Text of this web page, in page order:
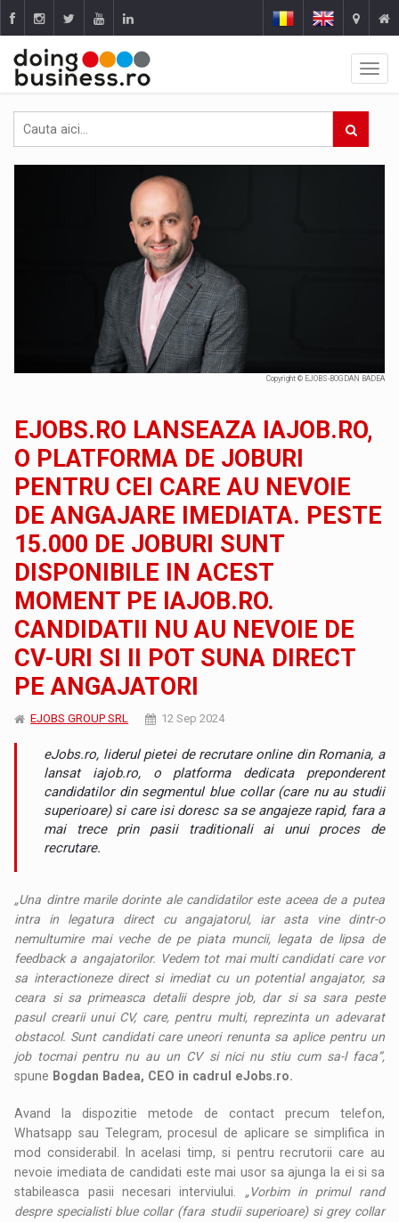
Copyright © EJOBS-BOGDAN BADEA
EJOBS.RO LANSEAZA IAJOB.RO,
O PLATFORMA DE JOBURI
PENTRU CEI CARE AU NEVOIE
DE ANGAJARE IMEDIATA. PESTE
15.000 DE JOBURI SUNT
DISPONIBILE IN ACEST
MOMENT PE IAJOB.RO.
CANDIDATII NU AU NEVOIE DE
CV-URI SI II POT SUNA DIRECT
PE ANGAJATORI
EJOBS GROUP SRL 12 Sep 2024
eJobs.ro, liderul pietei de recrutare online din Romania, a
lansat iajob.ro, o platforma dedicata preponderent
candidatilor din segmentul blue collar (care nu au studii
superioare) si care isi doresc sa se angajeze rapid, fara a
mai trece prin pasii traditionali ai unui proces de
recrutare.
„Una dintre marile dorinte ale candidatilor este aceea de a putea
intra in legatura direct cu angajatorul, iar asta vine dintr-o
nemultumire mai veche de pe piata muncii, legata de lipsa de
feedback a angajatorilor. Vedem tot mai multi candidati care vor
sa interactioneze direct si imediat cu un potential angajator, sa
ceara si sa primeasca detalii despre job, dar si sa sara peste
pasul crearii unui CV, care, pentru multi, reprezinta un adevarat
obstacol. Sunt candidati care uneori renunta sa aplice pentru un
job tocmai pentru nu au un CV si nici nu stiu cum sa-l faca”,
spune Bogdan Badea, CEO in cadrul eJobs.ro.
Avand la dispozitie metode de contact precum telefon,
Whatsapp sau Telegram, procesul de aplicare se simplifica in
mod considerabil. In acelasi timp, si pentru recrutorii care au
nevoie imediata de candidati este mai usor sa ajunga la ei si sa
stabileasca pasii necesari interviului. „Vorbim in primul rand
despre specialisti blue collar (fara studii superioare) si grey collar